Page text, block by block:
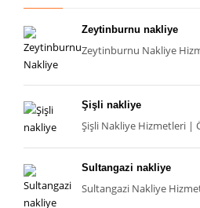
Zeytinburnu nakliye
Zeytinburnu Nakliye
Şişli nakliye
Şişli Nakliye Hizmetleri |
Sultangazi nakliye
Sultangazi Nakliye